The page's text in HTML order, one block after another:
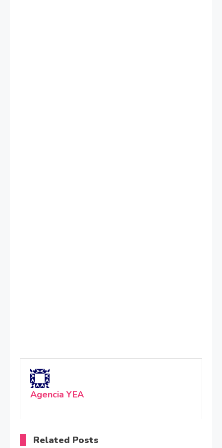
Agencia YEA
Related Posts